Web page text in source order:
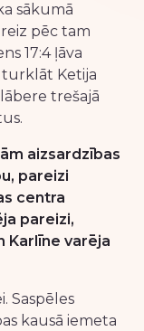
sākumā
pēc tam
17:4 ļāva
Ketija
trešajā
aizsardzības
pareizi
centra
pareizi,
Karlīne varēja
Saspēles
kausā iemeta